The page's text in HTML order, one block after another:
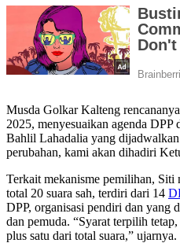
Musda Golkar Kalteng
2025, menyesuaikan agenda DPP
Bahlil Lahadalia yang
perubahan, kami akan dihadiri
Terkait mekanisme pemilihan, Siti
total 20 suara sah, terdiri dari 14
DPP, organisasi pendiri dan yang
dan pemuda. “Syarat terpilih
plus satu dari total suara,” ujarnya.